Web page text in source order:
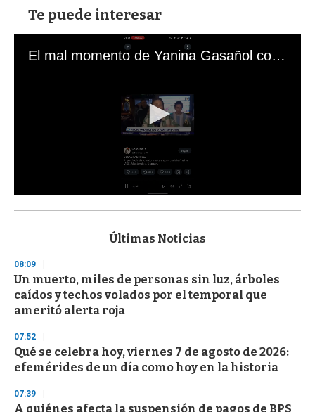
Te puede interesar
El mal momento de Yanina Gasañol con un hincha argentino en "Subrayado"
s
d
s
o
f
3
s
e
c
o
d
s
Últimas Noticias
08:09
Un muerto, miles de personas sin luz, árboles
caídos y techos volados por el temporal que
ameritó alerta roja
07:52
Qué se celebra hoy, viernes 7 de agosto de 2026:
efemérides de un día como hoy en la historia
07:39
A quiénes afecta la suspensión de pagos de BPS